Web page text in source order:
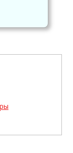
виагры